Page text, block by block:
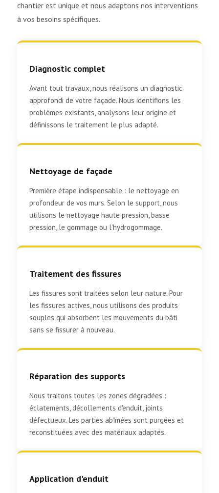
chantier est unique et nous adaptons nos interventions
à vos besoins spécifiques.
Diagnostic complet
Avant tout travaux, nous réalisons un diagnostic
approfondi de votre façade. Nous identifions les
problèmes existants, analysons leur origine et
définissons le traitement le plus adapté.
Nettoyage de façade
Première étape indispensable : le nettoyage en
profondeur de vos murs. Selon le support, nous
utilisons le nettoyage haute pression, basse
pression, le gommage ou l'hydrogommage.
Traitement des fissures
Les fissures sont traitées selon leur nature. Pour
les fissures actives, nous utilisons des produits
souples qui absorbent les mouvements du bâti
sans se fissurer à nouveau.
Réparation des supports
Nous traitons toutes les zones dégradées :
éclatements, décollements d'enduit, joints
défectueux. Les parties abîmées sont purgées et
reconstituées avec des matériaux adaptés.
Application d'enduit